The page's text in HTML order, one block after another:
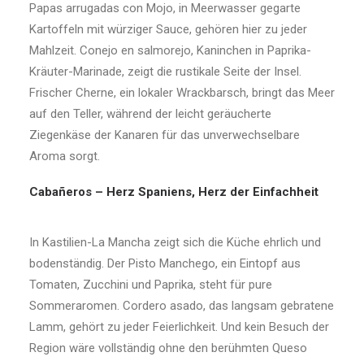
Papas arrugadas con Mojo, in Meerwasser gegarte
Kartoffeln mit würziger Sauce, gehören hier zu jeder
Mahlzeit. Conejo en salmorejo, Kaninchen in Paprika-
Kräuter-Marinade, zeigt die rustikale Seite der Insel.
Frischer Cherne, ein lokaler Wrackbarsch, bringt das Meer
auf den Teller, während der leicht geräucherte
Ziegenkäse der Kanaren für das unverwechselbare
Aroma sorgt.
Cabañeros – Herz Spaniens, Herz der Einfachheit
In Kastilien-La Mancha zeigt sich die Küche ehrlich und
bodenständig. Der Pisto Manchego, ein Eintopf aus
Tomaten, Zucchini und Paprika, steht für pure
Sommeraromen. Cordero asado, das langsam gebratene
Lamm, gehört zu jeder Feierlichkeit. Und kein Besuch der
Region wäre vollständig ohne den berühmten Queso